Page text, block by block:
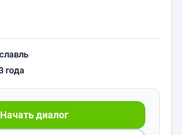
года
Начать диалог